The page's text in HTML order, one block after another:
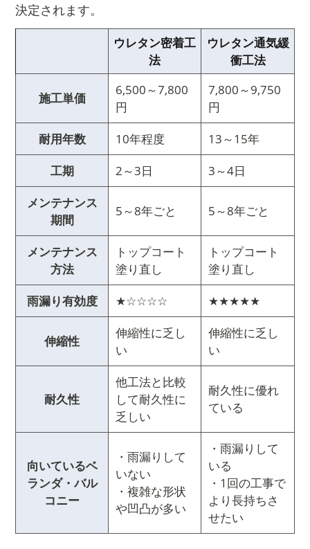
決定されます。
ウレタン密着工
法
ウレタン通気緩
衝工法
施工単価
6,500～7,800
円
7,800～9,750
円
耐用年数
10年程度
13～15年
工期
2～3日
3～4日
メンテナンス
期間
5～8年ごと 5～8年ごと
メンテナンス
方法
トップコート
塗り直し
トップコート
塗り直し
雨漏り有効度
★☆☆☆☆ ★★★★★
伸縮性
伸縮性に乏し
い
伸縮性に乏し
い
耐久性
他工法と比較
して耐久性に
乏しい
耐久性に優れ
ている
向いているベ
ランダ・バル
コニー
・雨漏りして
いない
・複雑な形状
や凹凸が多い
・雨漏りして
いる
・1回の工事で
より長持ちさ
せたい